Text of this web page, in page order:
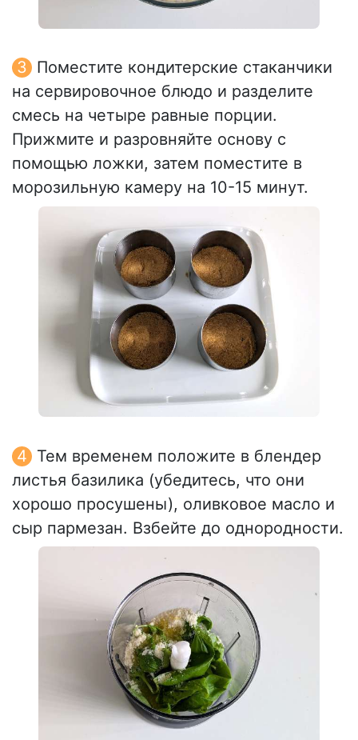
Поместите кондитерские стаканчики
на сервировочное блюдо и разделите
смесь на четыре равные порции.
Прижмите и разровняйте основу с
помощью ложки, затем поместите в
морозильную камеру на 10-15 минут.
Тем временем положите в блендер
листья базилика (убедитесь, что они
хорошо просушены), оливковое масло и
сыр пармезан. Взбейте до однородности.